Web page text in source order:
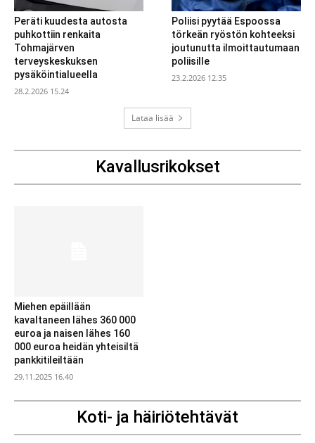
Peräti kuudesta autosta
puhkottiin renkaita
Tohmajärven
terveyskeskuksen
pysäköintialueella
28.2.2026 15.24
Poliisi pyytää Espoossa
törkeän ryöstön kohteeksi
joutunutta ilmoittautumaan
poliisille
23.2.2026 12.35
Lataa lisää
Kavallusrikokset
Miehen epäillään
kavaltaneen lähes 360 000
euroa ja naisen lähes 160
000 euroa heidän yhteisiltä
pankkitileiltään
29.11.2025 16.40
Koti- ja häiriötehtävät